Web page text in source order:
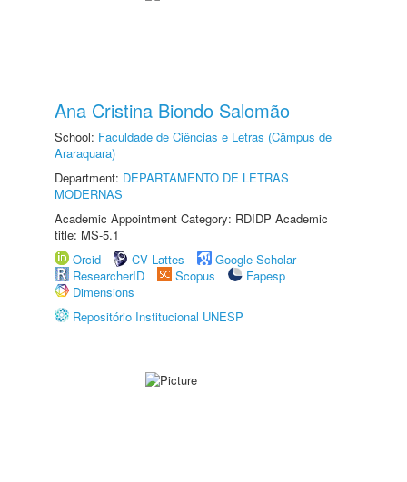
Ana Cristina Biondo Salomão
School: Faculdade de Ciências e Letras (Câmpus de
Araraquara)
Department: DEPARTAMENTO DE LETRAS
MODERNAS
Academic Appointment Category: RDIDP Academic
title: MS-5.1
Orcid
CV Lattes
Google Scholar
ResearcherID
Scopus
Fapesp
Dimensions
Repositório Institucional UNESP